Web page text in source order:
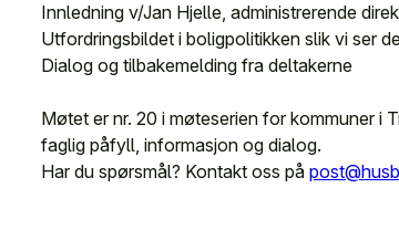
Innledning v/Jan Hjelle, administrerende
Utfordringsbildet i boligpolitikken slik vi ser
Dialog og tilbakemelding fra deltakerne
Møtet er nr. 20 i møteserien for kommuner i
faglig påfyll, informasjon og dialog.
Har du spørsmål? Kontakt oss på